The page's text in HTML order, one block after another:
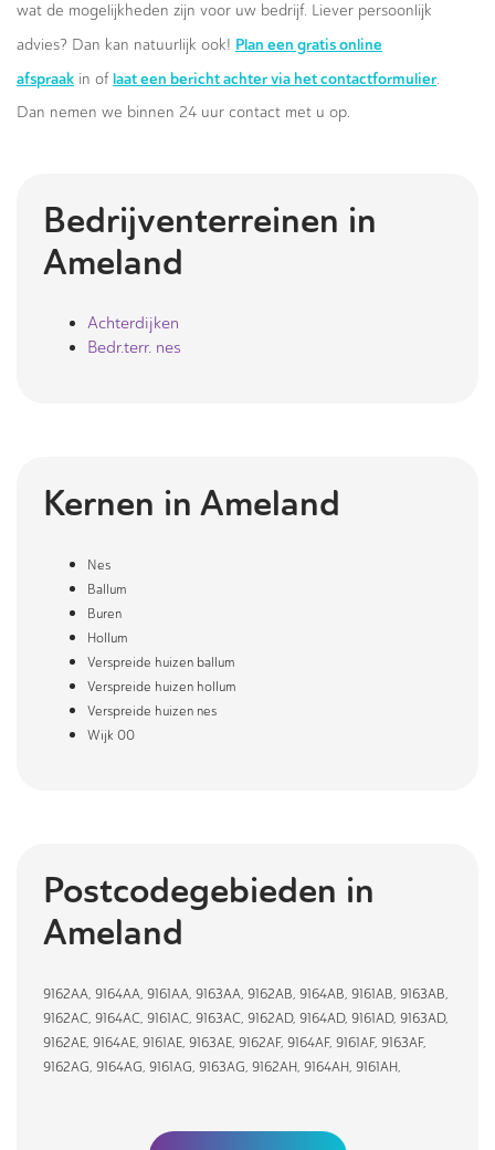
wat de mogelijkheden zijn voor uw bedrijf. Liever persoonlijk
advies? Dan kan natuurlijk ook! Plan een gratis online
afspraak in of laat een bericht achter via het contactformulier.
Dan nemen we binnen 24 uur contact met u op.
Bedrijventerreinen in
Ameland
Achterdijken
Bedr.terr. nes
Kernen in Ameland
Nes
Ballum
Buren
Hollum
Verspreide huizen ballum
Verspreide huizen hollum
Verspreide huizen nes
Wijk 00
Postcodegebieden in
Ameland
9162AA, 9164AA, 9161AA, 9163AA, 9162AB, 9164AB, 9161AB, 9163AB,
9162AC, 9164AC, 9161AC, 9163AC, 9162AD, 9164AD, 9161AD, 9163AD,
9162AE, 9164AE, 9161AE, 9163AE, 9162AF, 9164AF, 9161AF, 9163AF,
9162AG, 9164AG, 9161AG, 9163AG, 9162AH, 9164AH, 9161AH,